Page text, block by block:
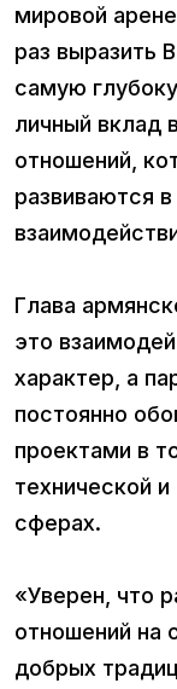
мировой
раз выразить
самую
личный вклад
отношений,
развиваются
Глава
это
характер, а
постоянно
проектами в
технической
сферах.
«Уверен, что
отношений на
добрых